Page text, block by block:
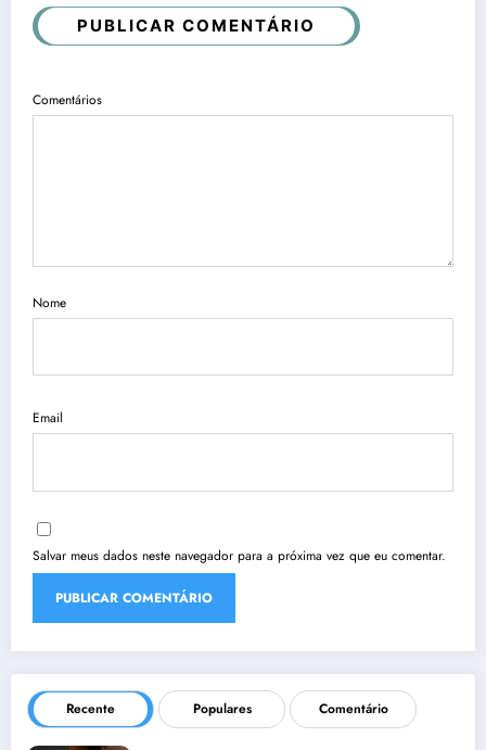
PUBLICAR COMENTÁRIO
Comentários
Nome
Email
Salvar meus dados neste navegador para a próxima vez que eu comentar.
Recente Populares Comentário